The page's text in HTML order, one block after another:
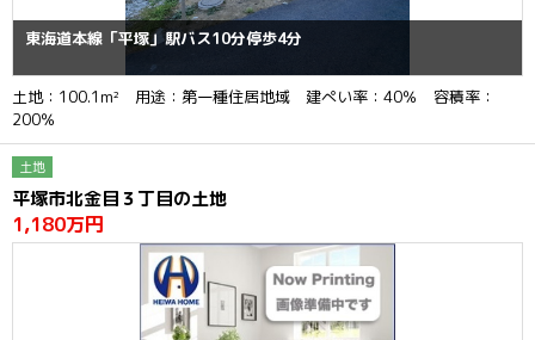
東海道本線「平塚」駅バス10分停歩4分
土地：100.1m² 用途：第一種住居地域 建ぺい率：40％ 容積率：
200％
土地
平塚市北金目３丁目の土地
1,180万円